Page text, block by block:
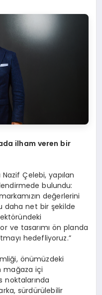
ilham veren bir
Çelebi, yapılan
bulundu:
değerlerini
daha net bir şekilde
ve tasarımı ön planda
hedefliyoruz.”
önümüzdeki
mağaza içi
sürdürülebilir